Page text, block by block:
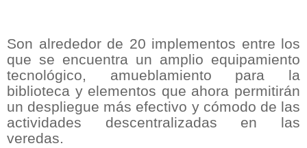
Son alrededor de 20 implementos entre los
que se encuentra un amplio equipamiento
tecnológico, amueblamiento para la
biblioteca y elementos que ahora permitirán
un despliegue más efectivo y cómodo de las
actividades descentralizadas en las
veredas.